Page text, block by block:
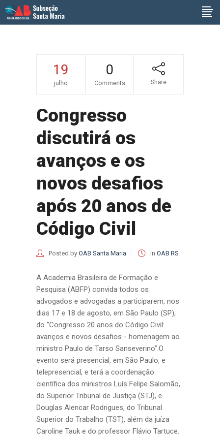
19
julho
0
Comments Share
Congresso
discutirá os
avanços e os
novos desafios
após 20 anos de
Código Civil
Posted by OAB Santa Maria in OAB RS
A Academia Brasileira de Formação e
Pesquisa (ABFP) convida todos os
advogados e advogadas a participarem, nos
dias 17 e 18 de agosto, em São Paulo (SP),
do “Congresso 20 anos do Código Civil:
avanços e novos desafios - homenagem ao
ministro Paulo de Tarso Sanseverino”.O
evento será presencial, em São Paulo, e
telepresencial, e terá a coordenação
científica dos ministros Luís Felipe Salomão,
do Superior Tribunal de Justiça (STJ), e
Douglas Alencar Rodrigues, do Tribunal
Superior do Trabalho (TST), além da juíza
Caroline Tauk e do professor Flávio Tartuce.